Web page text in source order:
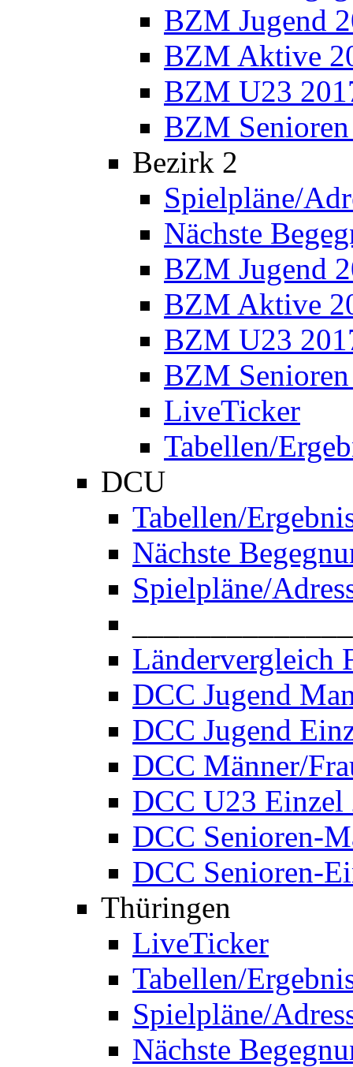
BZM Jugend
BZM Aktive
BZM U23
BZM
Bezirk 2
Spielpläne/
Nächste
BZM Jugend
BZM Aktive
BZM U23
BZM
LiveTicker
Tabellen/
DCU
Tabellen/
Nächste
Spielpläne/
Ländervergleich
DCC Jugend
DCC Jugend
DCC Männer/
DCC U23 Einzel
DCC Senioren-
DCC Senioren-
Thüringen
LiveTicker
Tabellen/
Spielpläne/
Nächste